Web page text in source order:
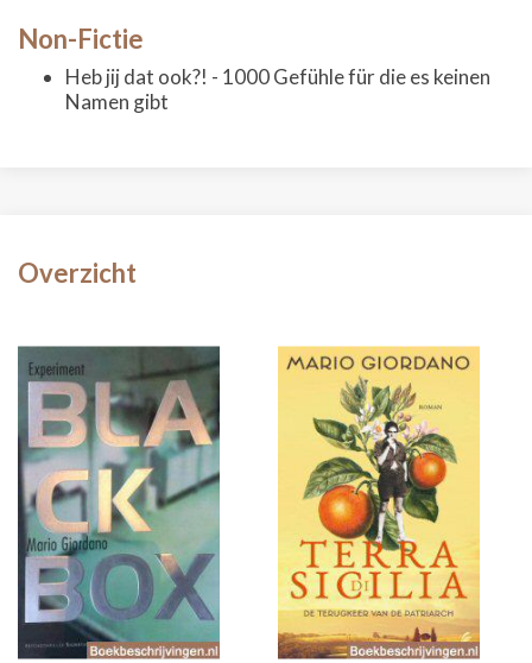
Non-Fictie
Heb jij dat ook?! - 1000 Gefühle für die es keinen
Namen gibt
Overzicht